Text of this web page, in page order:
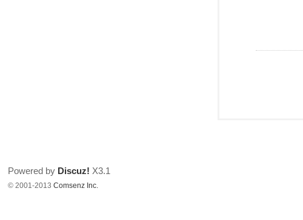
Powered by Discuz! X3.1
© 2001-2013Comsenz Inc.